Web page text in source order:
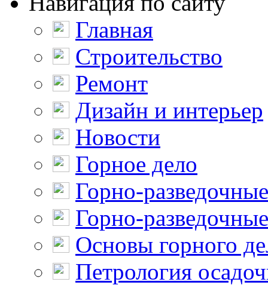
Главная
Строительство
Ремонт
Дизайн и интерьер
Новости
Горное дело
Горно-
Горно-
Основы горного
Петрология